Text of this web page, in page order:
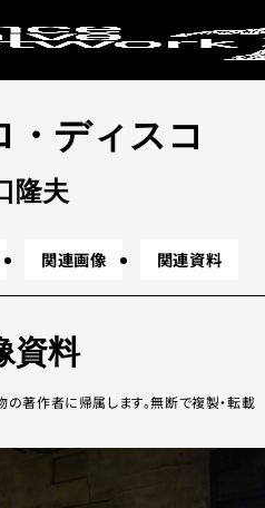
・ディスコ
隆夫
関連画像 関連資料
資料
著作者に帰属します。無断で複製・転載
キーワードか
番組レクイエム
ョン
条件で絞り